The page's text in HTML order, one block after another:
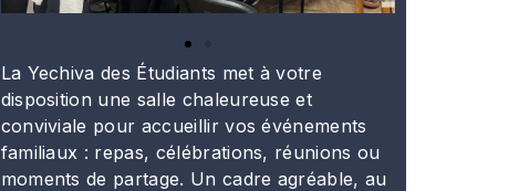
La Yechiva des Étudiants met à votre
disposition une salle chaleureuse et
conviviale pour accueillir vos événements
familiaux : repas, célébrations, réunions ou
moments de partage. Un cadre agréable, au